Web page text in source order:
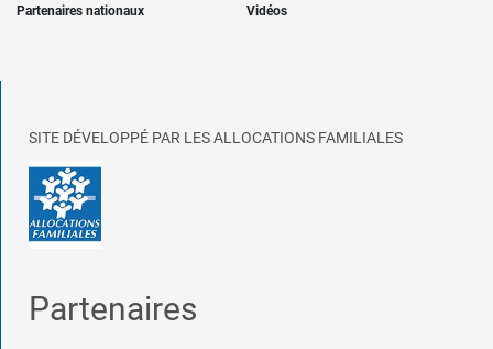
Partenaires nationaux Vidéos
SITE DÉVELOPPÉ PAR LES ALLOCATIONS FAMILIALES
Partenaires